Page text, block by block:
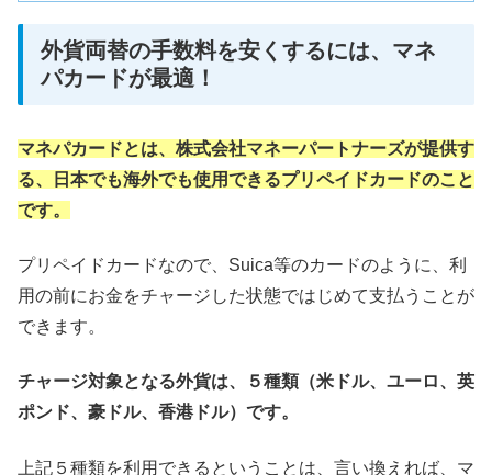
外貨両替の手数料を安くするには、マネ
パカードが最適！
マネパカードとは、株式会社マネーパートナーズが提供す
る、日本でも海外でも使用できるプリペイドカードのこと
です。
プリペイドカードなので、Suica等のカードのように、利
用の前にお金をチャージした状態ではじめて支払うことが
できます。
チャージ対象となる外貨は、５種類（米ドル、ユーロ、英
ポンド、豪ドル、香港ドル）です。
上記５種類を利用できるということは、言い換えれば、マ